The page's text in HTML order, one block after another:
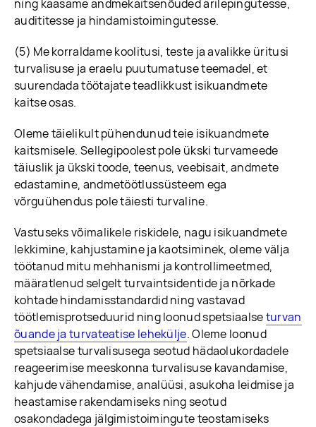
ning kaasame andmekaitsenõuded ärilepingutesse,
audititesse ja hindamistoimingutesse.
(5) Me korraldame koolitusi, teste ja avalikke üritusi
turvalisuse ja eraelu puutumatuse teemadel, et
suurendada töötajate teadlikkust isikuandmete
kaitse osas.
Oleme täielikult pühendunud teie isikuandmete
kaitsmisele. Sellegipoolest pole ükski turvameede
täiuslik ja ükski toode, teenus, veebisait, andmete
edastamine, andmetöötlussüsteem ega
võrguühendus pole täiesti turvaline.
Vastuseks võimalikele riskidele, nagu isikuandmete
lekkimine, kahjustamine ja kaotsiminek, oleme välja
töötanud mitu mehhanismi ja kontrollimeetmed,
määratlenud selgelt turvaintsidentide ja nõrkade
kohtade hindamisstandardid ning vastavad
töötlemisprotseduurid ning loonud spetsiaalseturvan
õuande ja turvateatise lehekülje. Oleme loonud
spetsiaalse turvalisusega seotud hädaolukordadele
reageerimise meeskonna turvalisuse kavandamise,
kahjude vähendamise, analüüsi, asukoha leidmise ja
heastamise rakendamiseks ning seotud
osakondadega jälgimistoimingute teostamiseks